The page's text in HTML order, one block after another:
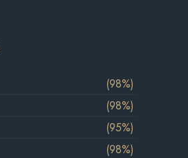
(98%)
(98%)
(95%)
(98%)